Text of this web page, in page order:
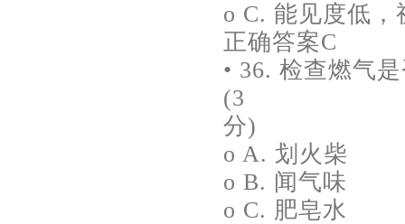
o C. 能见度低，
正确答案C
• 36. 检查燃气
(3
分)
o A. 划火柴
o B. 闻气味
o C. 肥皂水